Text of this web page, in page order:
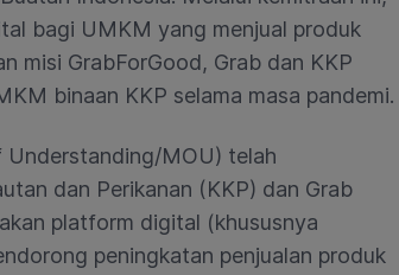
bagi UMKM yang menjual produk
misi GrabForGood, Grab dan KKP
binaan KKP selama masa pandemi.
Understanding/MOU) telah
dan Perikanan (KKP) dan Grab
platform digital (khususnya
peningkatan penjualan produk